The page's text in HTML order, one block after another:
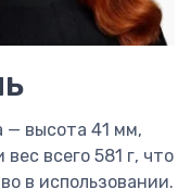
— высота 41 мм,
всего 581 г, что
в использовании.